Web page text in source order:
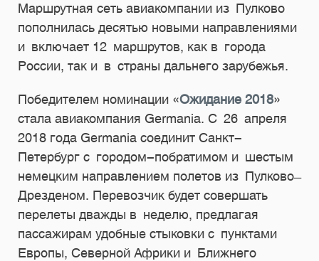
Маршрутная сеть авиакомпании из Пулково
пополнилась десятью новыми направлениями
и включает 12 маршрутов, как в города
России, так и в страны дальнего зарубежья.
Победителем номинации «Ожидание 2018»
стала авиакомпания Germania. С 26 апреля
2018 года Germania соединит Санкт-
Петербург с городом-побратимом и шестым
немецким направлением полетов из Пулково ̶
Дрезденом. Перевозчик будет совершать
перелеты дважды в неделю, предлагая
пассажирам удобные стыковки с пунктами
Европы, Северной Африки и Ближнего